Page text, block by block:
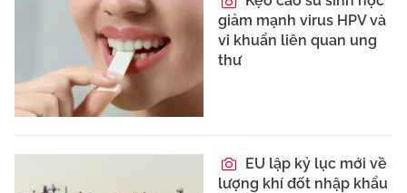
giảm mạnh virus HPV và
vi khuẩn liên quan ung
thư
EU lập kỷ lục mới về
lượng khí đốt nhập khẩu